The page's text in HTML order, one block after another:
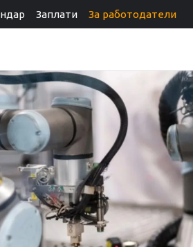
Заплати За работодатели